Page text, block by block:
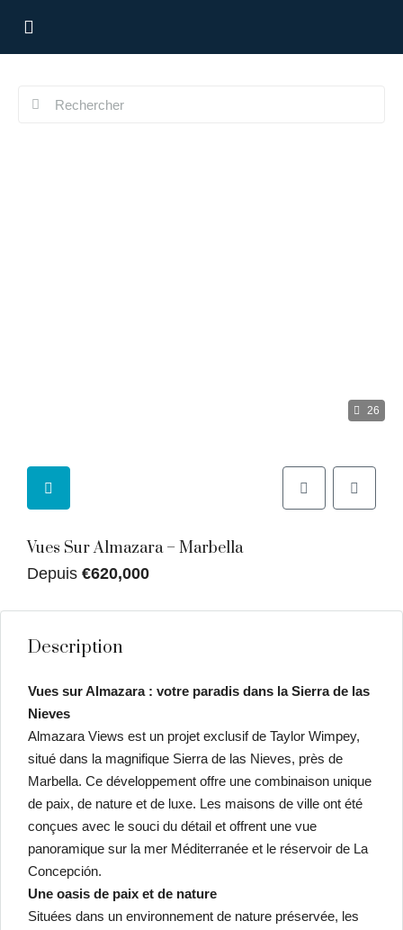
26
Vues Sur Almazara – Marbella
Depuis €620,000
Description
Vues sur Almazara : votre paradis dans la Sierra de las
Nieves
Almazara Views est un projet exclusif de Taylor Wimpey,
situé dans la magnifique Sierra de las Nieves, près de
Marbella. Ce développement offre une combinaison unique
de paix, de nature et de luxe. Les maisons de ville ont été
conçues avec le souci du détail et offrent une vue
panoramique sur la mer Méditerranée et le réservoir de La
Concepción.
Une oasis de paix et de nature
Situées dans un environnement de nature préservée, les